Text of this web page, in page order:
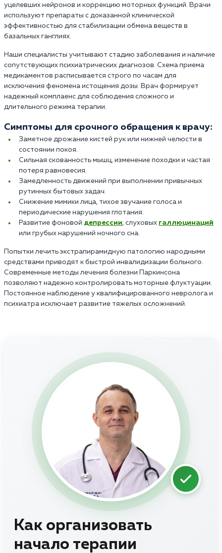
уцелевших нейронов и коррекцию моторных функций. Врачи
используют препараты с доказанной клинической
эффективностью для стабилизации обмена веществ в
базальных ганглиях.
Наши специалисты учитывают стадию заболевания и наличие
сопутствующих психиатрических диагнозов. Схема приема
медикаментов расписывается строго по часам для
исключения феномена истощения дозы. Врач формирует
надежный комплаенс для соблюдения сложного и
длительного режима терапии.
Симптомы для срочного обращения к врачу:
Заметное дрожание кистей рук или нижней челюсти в
состоянии покоя.
Сильная скованность мышц, изменение походки и частая
потеря равновесия.
Замедленность движений при выполнении привычных
рутинных бытовых задач.
Снижение мимики лица, тихое звучание голоса и
периодические нарушения глотания.
Развитие фоновой депрессии, слуховых галлюцинаций
или грубых нарушений ночного сна.
Попытки лечить экстрапирамидную патологию народными
средствами приводят к быстрой инвалидизации больного.
Современные методы лечения болезни Паркинсона
позволяют надежно контролировать моторные флуктуации.
Постоянное наблюдение у квалифицированного невролога и
психиатра исключает развитие тяжелых осложнений.
Как организовать
начало терапии